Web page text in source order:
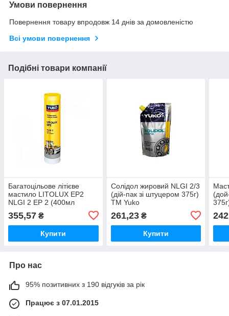
Умови повернення
Повернення товару впродовж 14 днів за домовленістю
Всі умови повернення
Подібні товари компанії
Багатоцільове літієве
мастило LITOLUX EP2
NLGI 2 EP 2 (400мл
355,57 ₴
Купити
Солідол жировий NLGI 2/3
(дiй-пак зi штуцером 375г)
ТМ Yuko
261,23₴
Купити
Про нас
95% позитивних з 190 відгуків за рік
Працює з 07.01.2015